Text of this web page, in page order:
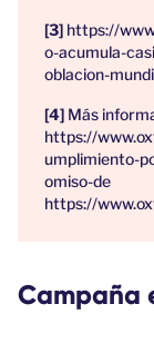
https://
o-acumula-
oblacion-
Más
https://
umplimiento-
omiso-de
https://
Campaña